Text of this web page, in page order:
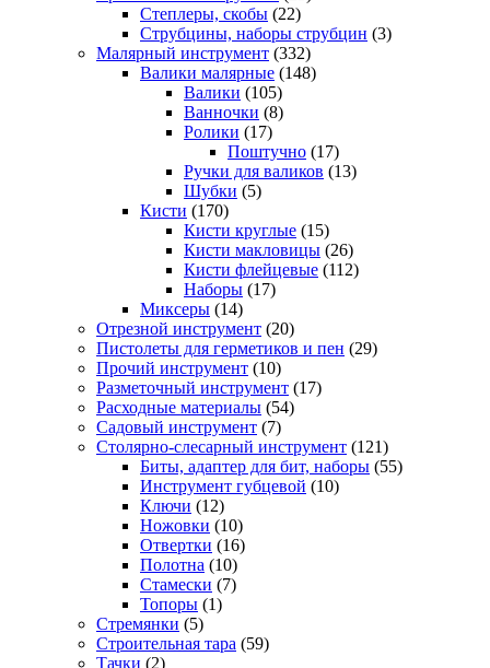
Степлеры, скобы (22)
Струбцины, наборы струбцин (3)
Малярный инструмент (332)
Валики малярные (148)
Валики (105)
Ванночки (8)
Ролики (17)
Поштучно (17)
Ручки для валиков (13)
Шубки (5)
Кисти (170)
Кисти круглые (15)
Кисти макловицы (26)
Кисти флейцевые (112)
Наборы (17)
Миксеры (14)
Отрезной инструмент (20)
Пистолеты для герметиков и пен (29)
Прочий инструмент (10)
Разметочный инструмент (17)
Расходные материалы (54)
Садовый инструмент (7)
Столярно-слесарный инструмент (121)
Биты, адаптер для бит, наборы (55)
Инструмент губцевой (10)
Ключи (12)
Ножовки (10)
Отвертки (16)
Полотна (10)
Стамески (7)
Топоры (1)
Стремянки (5)
Строительная тара (59)
Тачки (2)